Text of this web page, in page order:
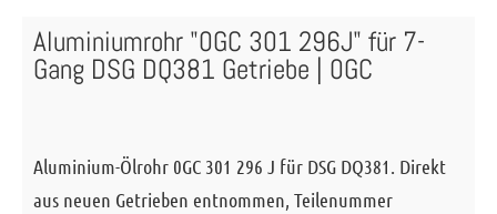
Aluminiumrohr "0GC 301 296J" für 7-
Gang DSG DQ381 Getriebe | 0GC
Aluminium-Ölrohr 0GC 301 296 J für DSG DQ381. Direkt
aus neuen Getrieben entnommen, Teilenummer